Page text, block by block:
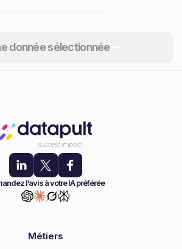
donnée sélectionnée
Partager
l’avis à votre IA préférée
Métiers